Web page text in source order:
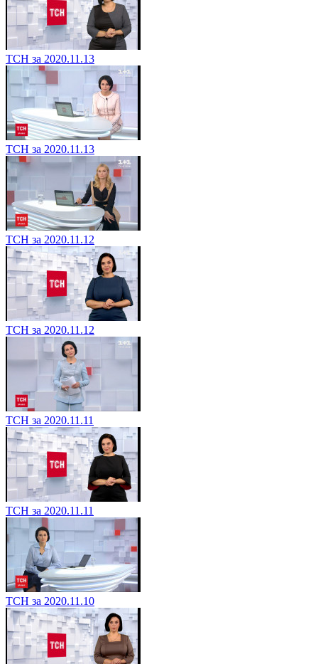
ТСН за 2020.11.13
ТСН за 2020.11.13
ТСН за 2020.11.12
ТСН за 2020.11.12
ТСН за 2020.11.11
ТСН за 2020.11.11
ТСН за 2020.11.10